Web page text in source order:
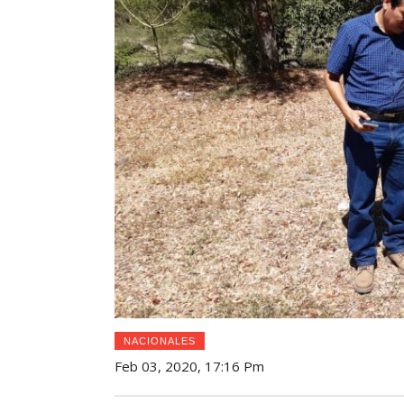
NACIONALES
Feb 03, 2020, 17:16 Pm